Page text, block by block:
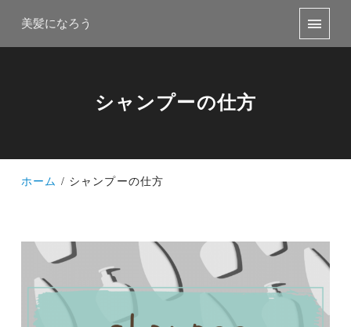
美髪になろう
シャンプーの仕方
ホーム シャンプーの仕方